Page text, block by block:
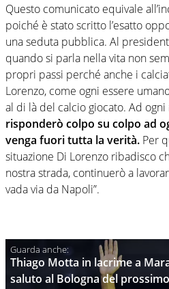
Questo comunicato equivale
poiché è stato scritto l’esatto
una seduta pubblica. Al
quando si parla nella vita non
propri passi perché anche i
Lorenzo, come ogni essere
al di là del calcio giocato. Ad
risponderò colpo su colpo ad
venga fuori tutta la verità. Per
situazione Di Lorenzo ribadisco
nostra strada, continuerò a
vada via da Napoli”.
Thiago Motta in lacrime a
saluto al Bologna del